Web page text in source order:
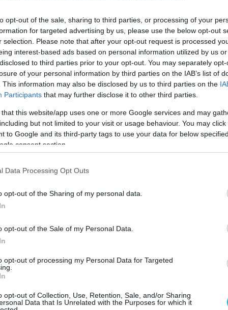
opt-out of the sale, sharing to third parties, or processing of your
for targeted advertising by us, please use the below opt-out
selection. Please note that after your opt-out request is processed
interest-based ads based on personal information utilized by us
to third parties prior to your opt-out. You may separately
of your personal information by third parties on the IAB’s list of
This information may also be disclosed by us to third parties on the
Participants that may further disclose it to other third parties.
that this website/app uses one or more Google services and may
but not limited to your visit or usage behaviour. You may
to Google and its third-party tags to use your data for below
consent section.
Data Processing Opt Outs
opt-out of the Sharing of my personal data.
opt-out of the Sale of my Personal Data.
opt-out of processing my Personal Data for Targeted
opt-out of Collection, Use, Retention, Sale, and/or Sharing
Data that Is Unrelated with the Purposes for which it
to paradise. 😍They pose together at The
in London.pic.twitter.com/wfAnejf0Df
bag στην ίδια απόχρωση και διακριτικά
λαμπερή εμφάνιση στο κόκκινο χαλί.
σκούρο μπλε κοστούμι, λευκό πουκάμισο και
να συμπληρώσει το look του με μαύρα